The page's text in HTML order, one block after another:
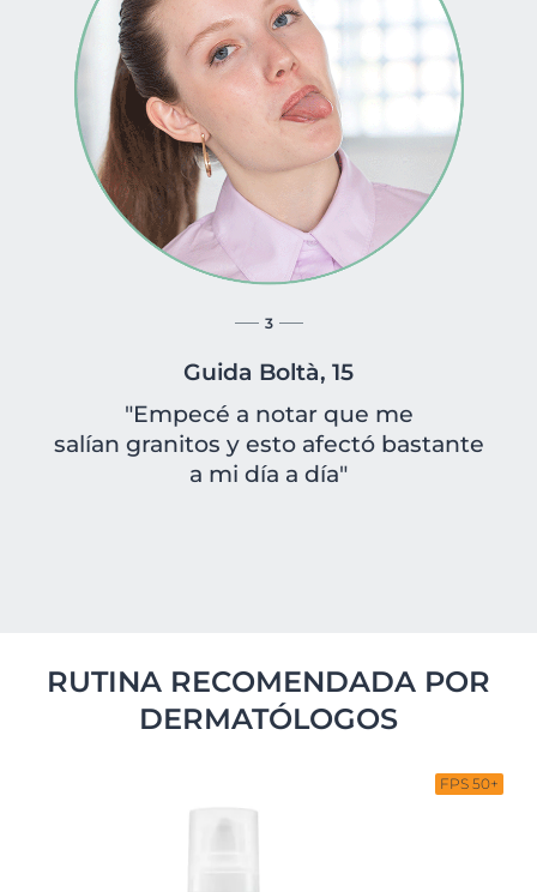
3
Guida Boltà, 15
"Empecé a notar que me
salían granitos y esto afectó bastante
a mi día a día"
RUTINA RECOMENDADA POR
DERMATÓLOGOS
FPS 50+